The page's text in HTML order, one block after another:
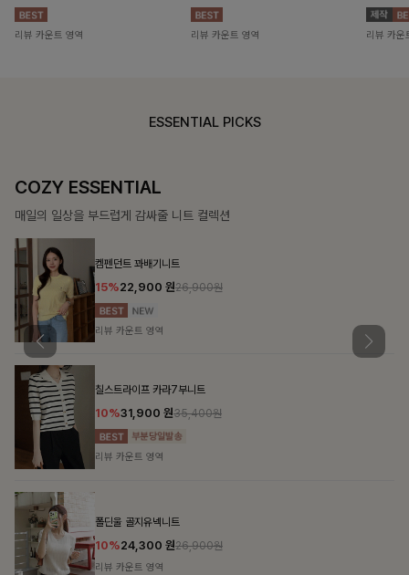
리뷰 카운트 영역 리뷰 카운트 영역 리뷰 카운
ESSENTIAL PICKS
COZY ESSENTIAL
매일의 일상을 부드럽게 감싸줄 니트 컬렉션
켐펜던트 꽈배기니트
15%22,900 원26,900원
리뷰 카운트 영역
칠스트라이프 카라7부니트
10%31,900 원35,400원
리뷰 카운트 영역
폴딘울 골지유넥니트
10%24,300 원26,900원
리뷰 카운트 영역